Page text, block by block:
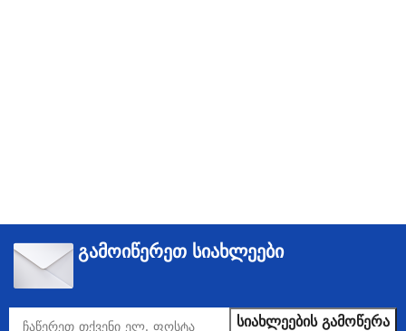
გამოიწერეთ სიახლეები